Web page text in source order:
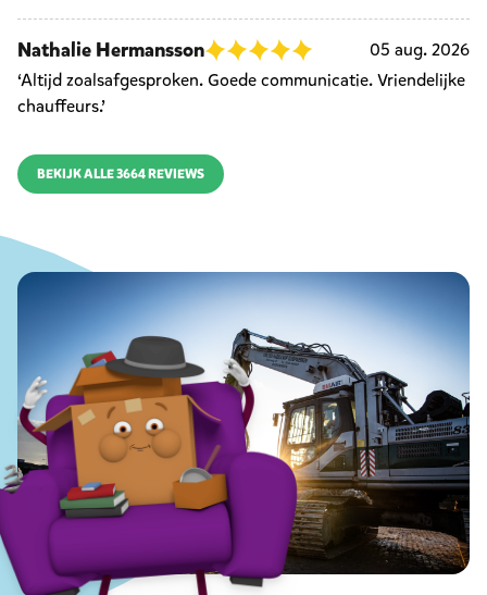
Nathalie Hermansson
05 aug. 2026
‘Altijd zoalsafgesproken. Goede communicatie. Vriendelijke
chauffeurs.’
BEKIJK ALLE 3664 REVIEWS